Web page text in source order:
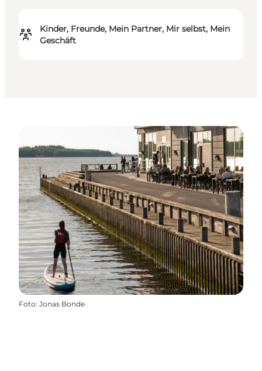
Kinder, Freunde, Mein Partner, Mir selbst, Mein
Geschäft
Foto: Jonas Bonde